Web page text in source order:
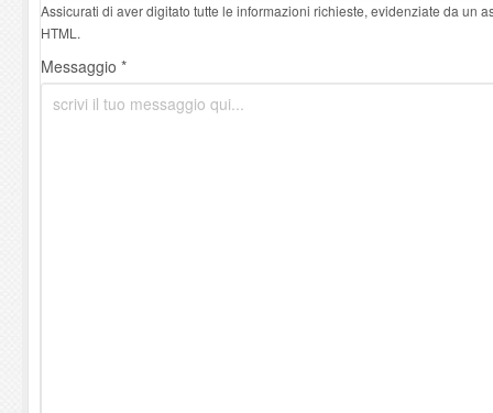
Assicurati di aver digitato tutte le informazioni richieste, evidenziate da un
HTML.
Messaggio *